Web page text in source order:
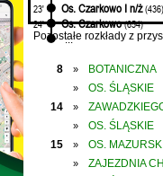
23' Os. Czarkowo I n/ż
24'
Os. Czarkowo (654)
...
Pozostałe rozkłady z
8 » BOTANICZNA
»
OS. ŚLĄSKIE
14
»
»
OS. ŚLĄSKIE
15
» OS.
»
ZAJEZDNIA